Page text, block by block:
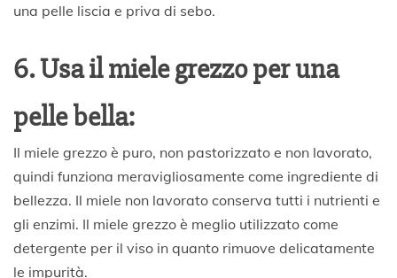
una pelle liscia e priva di sebo.
6. Usa il miele grezzo per una
pelle bella:
Il miele grezzo è puro, non pastorizzato e non lavorato,
quindi funziona meravigliosamente come ingrediente di
bellezza. Il miele non lavorato conserva tutti i nutrienti e
gli enzimi. Il miele grezzo è meglio utilizzato come
detergente per il viso in quanto rimuove delicatamente
le impurità.